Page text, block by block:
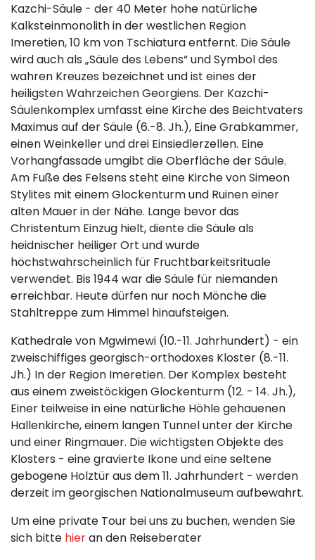
Kazchi-Säule - der 40 Meter hohe natürliche
Kalksteinmonolith in der westlichen Region
Imeretien, 10 km von Tschiatura entfernt. Die Säule
wird auch als „Säule des Lebens“ und Symbol des
wahren Kreuzes bezeichnet und ist eines der
heiligsten Wahrzeichen Georgiens. Der Kazchi-
Säulenkomplex umfasst eine Kirche des Beichtvaters
Maximus auf der Säule (6.-8. Jh.), Eine Grabkammer,
einen Weinkeller und drei Einsiedlerzellen. Eine
Vorhangfassade umgibt die Oberfläche der Säule.
Am Fuße des Felsens steht eine Kirche von Simeon
Stylites mit einem Glockenturm und Ruinen einer
alten Mauer in der Nähe. Lange bevor das
Christentum Einzug hielt, diente die Säule als
heidnischer heiliger Ort und wurde
höchstwahrscheinlich für Fruchtbarkeitsrituale
verwendet. Bis 1944 war die Säule für niemanden
erreichbar. Heute dürfen nur noch Mönche die
Stahltreppe zum Himmel hinaufsteigen.
Kathedrale von Mgwimewi (10.-11. Jahrhundert) - ein
zweischiffiges georgisch-orthodoxes Kloster (8.-11.
Jh.) In der Region Imeretien. Der Komplex besteht
aus einem zweistöckigen Glockenturm (12. - 14. Jh.),
Einer teilweise in eine natürliche Höhle gehauenen
Hallenkirche, einem langen Tunnel unter der Kirche
und einer Ringmauer. Die wichtigsten Objekte des
Klosters - eine gravierte Ikone und eine seltene
gebogene Holztür aus dem 11. Jahrhundert - werden
derzeit im georgischen Nationalmuseum aufbewahrt.
Um eine private Tour bei uns zu buchen, wenden Sie
sich bitte hieran den Reiseberater